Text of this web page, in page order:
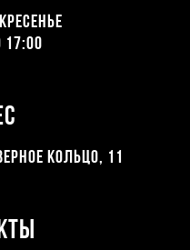
17:00
кольцо, 11